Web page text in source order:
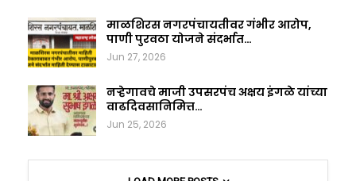
माळशिरस नगरपंचायतीवर गंभीर आरोप,
पाणी पुरवठा योजने संदर्भात…
Jun 27, 2026
नऱ्हेगावचे माजी उपसरपंच अक्षय इंगळे यांच्या
वाढदिवसानिमित्त…
Jun 25, 2026